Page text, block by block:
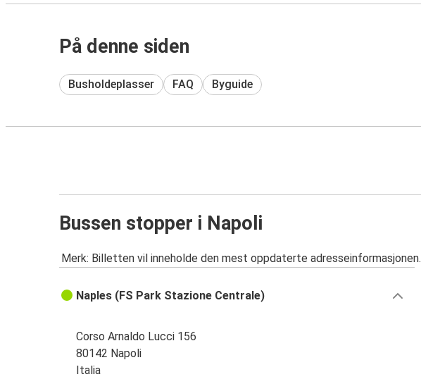
På denne siden
Busholdeplasser FAQ Byguide
Bussen stopper i Napoli
Merk: Billetten vil inneholde den mest oppdaterte adresseinformasjonen.
Naples (FS Park Stazione Centrale)
Corso Arnaldo Lucci 156
80142 Napoli
Italia